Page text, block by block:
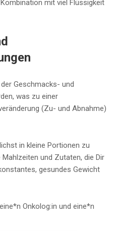
mit viel Flüssigkeit
Geschmacks- und
was zu einer
(Zu- und Abnahme)
in kleine Portionen zu
und Zutaten, die Dir
gesundes Gewicht
Onkolog:in und eine*n